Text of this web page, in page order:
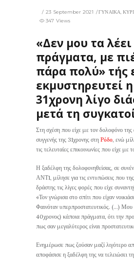
23 September 2021 ΓΥΝΑΙΚΑ,
347 Views
«Δεν μου τα
πράγματα, με
πάρα πολύ» τής
εκμυστηρευτεί η
31χρονη λίγο
μετά τη
Στη σχέση που είχε με τον δολοφόνο
συγγενής της 31χρονης στη Ρόδο, ενώ
τις τελευταίες επικοινωνίες που είχε με
Η ξαδέλφη της δολοφονηθείσας, σε
ΑΝΤ1, μίλησε για τις εντυπώσεις που
δράστης τις λίγες φορές που είχε
«Τον γνώρισα στο σπίτι που είχαν
Φαινόταν υπερπροστατευτικός. (…) Μου
40χρονος) κάποια πράγματα, ότι την
πως σαν μεγαλύτερος είναι
Ενημέρωσε πως ζούσαν μαζί λιγότερο
αποφάσισε η ξαδέλφη της να τελειώσει